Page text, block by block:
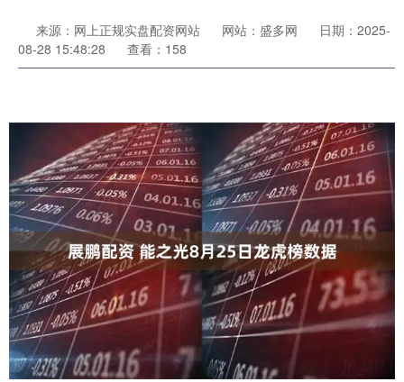
来源：网上正规实盘配资网站 网站：盛多网
日期：2025-
08-28 15:48:28
查看：158